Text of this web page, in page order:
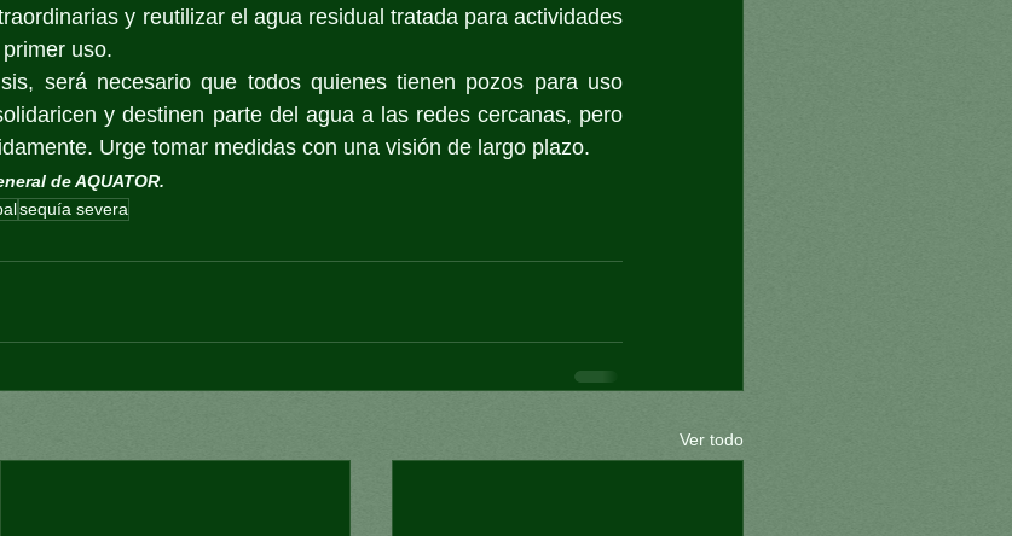
y reutilizar el agua residual tratada para actividades
uso.
será necesario que todos quienes tienen pozos para uso
y destinen parte del agua a las redes cercanas, pero
Urge tomar medidas con una visión de largo plazo.
de AQUATOR.
sequía severa
Ver todo